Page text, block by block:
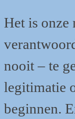
Het is onze
nooit – te
legitimatie
beginnen.